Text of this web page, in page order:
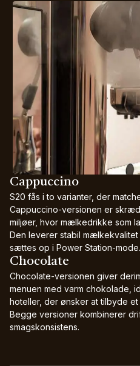
Cappuccino
S20 fås i to varianter, der
Cappuccino-versionen er
miljøer, hvor mælkedrikke som
Den leverer stabil
sættes op i Power Station-mode.
Chocolate
Chocolate-versionen giver
menuen med varm chokolade,
hoteller, der ønsker at tilbyde
Begge versioner kombinerer
smagskonsistens.